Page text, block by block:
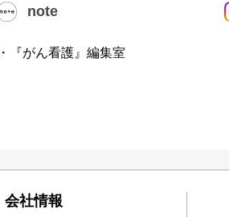
note
・『がん看護』編集室
会社情報